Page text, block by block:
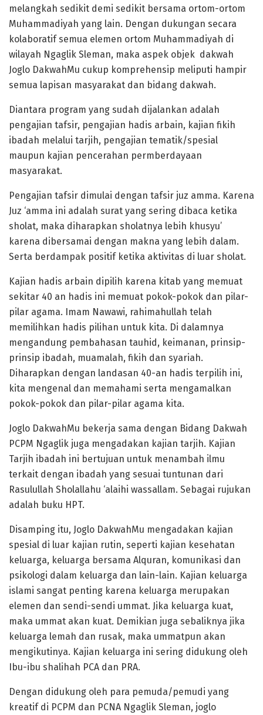
melangkah sedikit demi sedikit bersama ortom-ortom
Muhammadiyah yang lain. Dengan dukungan secara
kolaboratif semua elemen ortom Muhammadiyah di
wilayah Ngaglik Sleman, maka aspek objek dakwah
Joglo DakwahMu cukup komprehensip meliputi hampir
semua lapisan masyarakat dan bidang dakwah.
Diantara program yang sudah dijalankan adalah
pengajian tafsir, pengajian hadis arbain, kajian fikih
ibadah melalui tarjih, pengajian tematik/spesial
maupun kajian pencerahan permberdayaan
masyarakat.
Pengajian tafsir dimulai dengan tafsir juz amma. Karena
Juz ‘amma ini adalah surat yang sering dibaca ketika
sholat, maka diharapkan sholatnya lebih khusyu’
karena dibersamai dengan makna yang lebih dalam.
Serta berdampak positif ketika aktivitas di luar sholat.
Kajian hadis arbain dipilih karena kitab yang memuat
sekitar 40 an hadis ini memuat pokok-pokok dan pilar-
pilar agama. Imam Nawawi, rahimahullah telah
memilihkan hadis pilihan untuk kita. Di dalamnya
mengandung pembahasan tauhid, keimanan, prinsip-
prinsip ibadah, muamalah, fikih dan syariah.
Diharapkan dengan landasan 40-an hadis terpilih ini,
kita mengenal dan memahami serta mengamalkan
pokok-pokok dan pilar-pilar agama kita.
Joglo DakwahMu bekerja sama dengan Bidang Dakwah
PCPM Ngaglik juga mengadakan kajian tarjih. Kajian
Tarjih ibadah ini bertujuan untuk menambah ilmu
terkait dengan ibadah yang sesuai tuntunan dari
Rasulullah Sholallahu ‘alaihi wassallam. Sebagai rujukan
adalah buku HPT.
Disamping itu, Joglo DakwahMu mengadakan kajian
spesial di luar kajian rutin, seperti kajian kesehatan
keluarga, keluarga bersama Alquran, komunikasi dan
psikologi dalam keluarga dan lain-lain. Kajian keluarga
islami sangat penting karena keluarga merupakan
elemen dan sendi-sendi ummat. Jika keluarga kuat,
maka ummat akan kuat. Demikian juga sebaliknya jika
keluarga lemah dan rusak, maka ummatpun akan
mengikutinya. Kajian keluarga ini sering didukung oleh
Ibu-ibu shalihah PCA dan PRA.
Dengan didukung oleh para pemuda/pemudi yang
kreatif di PCPM dan PCNA Ngaglik Sleman, joglo